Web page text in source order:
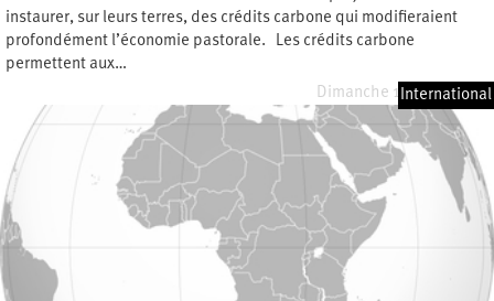
instaurer, sur leurs terres, des crédits carbone qui modifieraient
profondément l’économie pastorale. Les crédits carbone
permettent aux…
Dimanche 12 juillet 2026
International